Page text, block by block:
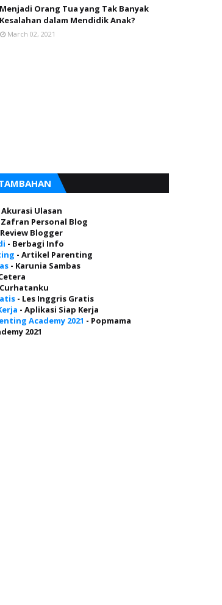
Menjadi Orang Tua yang Tak Banyak
Kesalahan dalam Mendidik Anak?
March 02, 2021
Akurasi Ulasan
Zafran Personal Blog
Blogger
- Berbagi Info
- Artikel Parenting
- Karunia Sambas
- Les Inggris Gratis
- Aplikasi Siap Kerja
Academy 2021 - Popmama
2021